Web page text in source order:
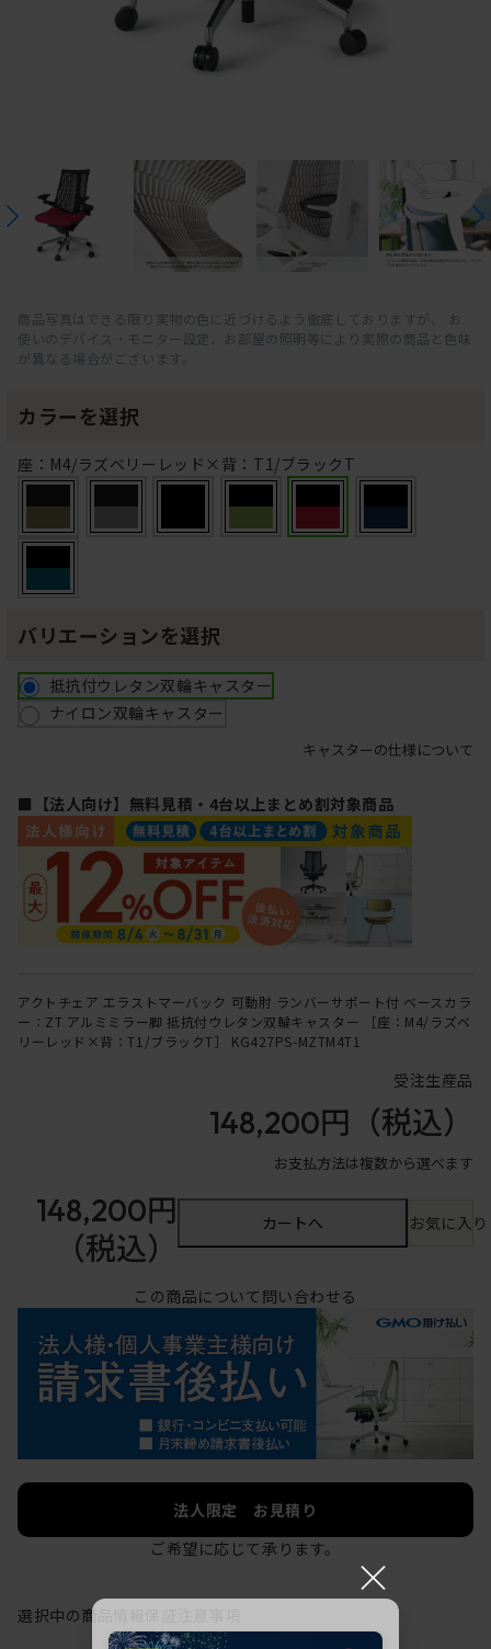
商品写真はできる限り実物の色に近づけるよう徹底しておりますが、 お
使いのデバイス・モニター設定、お部屋の照明等により実際の商品と色味
が異なる場合がございます。
カラーを選択
座：M4/ラズベリーレッド×背：T1/ブラックT
バリエーションを選択
抵抗付ウレタン双輪キャスター
ナイロン双輪キャスター
キャスターの仕様について
■【法人向け】無料見積・4台以上まとめ割対象商品
アクトチェア エラストマーバック 可動肘 ランバーサポート付 ベースカラ
ー：ZT アルミミラー脚 抵抗付ウレタン双輪キャスター ［座：M4/ラズベ
リーレッド×背：T1/ブラックT］ KG427PS-MZTM4T1
受注生産品
148,200円 （税込）
お支払方法は複数から選べます
148,200円
（税込）
カートへ お気に入
この商品について問い合わせる
法人限定 お見積り
ご希望に応じて承ります。
選択中の商品情報
×